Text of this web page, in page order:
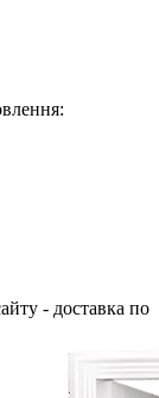
- доставка по